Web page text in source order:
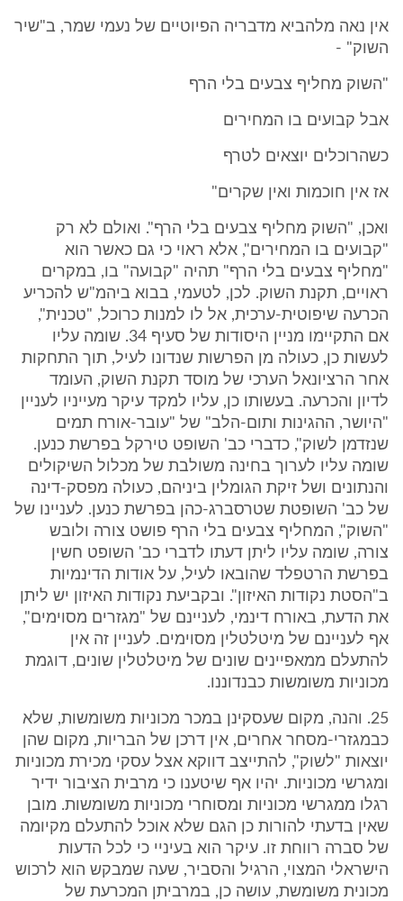
אין נאה מלהביא מדבריה הפיוטיים של נעמי שמר, ב"שיר
השוק" -
"השוק מחליף צבעים בלי הרף
אבל קבועים בו המחירים
כשהרוכלים יוצאים לטרף
אז אין חוכמות ואין שקרים"
ואכן, "השוק מחליף צבעים בלי הרף". ואולם לא רק
"קבועים בו המחירים", אלא ראוי כי גם כאשר הוא
"מחליף צבעים בלי הרף" תהיה "קבועה" בו, במקרים
ראויים, תקנת השוק. לכן, לטעמי, בבוא ביהמ"ש להכריע
הכרעה שיפוטית-ערכית, אל לו למנות כרוכל, "טכנית",
אם התקיימו מניין היסודות של סעיף 34. שומה עליו
לעשות כן, כעולה מן הפרשות שנדונו לעיל, תוך התחקות
אחר הרציונאל הערכי של מוסד תקנת השוק, העומד
לדיון והכרעה. בעשותו כן, עליו למקד עיקר מעייניו לעניין
"היושר, ההגינות ותום-הלב" של "עובר-אורח תמים
שנזדמן לשוק", כדברי כב' השופט טירקל בפרשת כנען.
שומה עליו לערוך בחינה משולבת של מכלול השיקולים
והנתונים ושל זיקת הגומלין ביניהם, כעולה מפסק-דינה
של כב' השופטת שטרסברג-כהן בפרשת כנען. לעניינו של
"השוק", המחליף צבעים בלי הרף פושט צורה ולובש
צורה, שומה עליו ליתן דעתו לדברי כב' השופט חשין
בפרשת הרטפלד שהובאו לעיל, על אודות הדינמיות
ב"הסטת נקודות האיזון". ובקביעת נקודות האיזון יש ליתן
את הדעת, באורח דינמי, לעניינם של "מגזרים מסוימים",
אף לעניינם של מיטלטלין מסוימים. לעניין זה אין
להתעלם ממאפיינים שונים של מיטלטלין שונים, דוגמת
מכוניות משומשות כבנדוננו.
25. והנה, מקום שעסקינן במכר מכוניות משומשות, שלא
כבמגזרי-מסחר אחרים, אין דרכן של הבריות, מקום שהן
יוצאות "לשוק", להתייצב דווקא אצל עסקי מכירת מכוניות
ומגרשי מכוניות. יהיו אף שיטענו כי מרבית הציבור ידיר
רגלו ממגרשי מכוניות ומסוחרי מכוניות משומשות. מובן
שאין בדעתי להורות כן הגם שלא אוכל להתעלם מקיומה
של סברה רווחת זו. עיקר הוא בעיניי כי לכל הדעות
הישראלי המצוי, הרגיל והסביר, שעה שמבקש הוא לרכוש
מכונית משומשת, עושה כן, במרביתן המכרעת של